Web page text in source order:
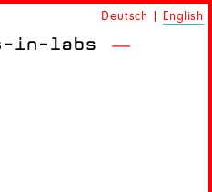
Deutsch English